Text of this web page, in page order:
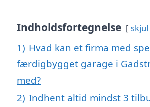
Indholdsfortegnelse skjul
1) Hvad kan et firma med
færdigbygget garage i
med?
2) Indhent altid mindst 3